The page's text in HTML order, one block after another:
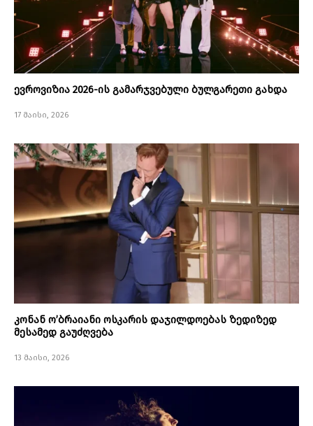
ევროვიზია 2026-ის გამარჯვებული ბულგარეთი გახდა
17 მაისი, 2026
კონან ო’ბრაიანი ოსკარის დაჯილდოებას ზედიზედ
მესამედ გაუძღვება
13 მაისი, 2026